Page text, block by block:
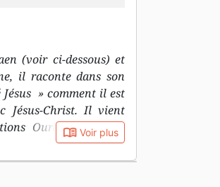
(voir ci-dessous) et
il raconte dans son
» comment il est
Jésus-Christ. Il vient
Ourania, intitulé
lieux de naissance et
mon année de
beaucoup l’Italie,
book_open Voir plus